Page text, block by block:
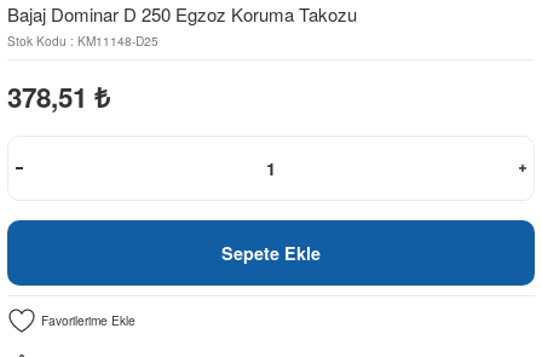
Bajaj Dominar D 250 Egzoz Koruma Takozu
Stok Kodu : KM11148-D25
378,51 ₺
Sepete Ekle